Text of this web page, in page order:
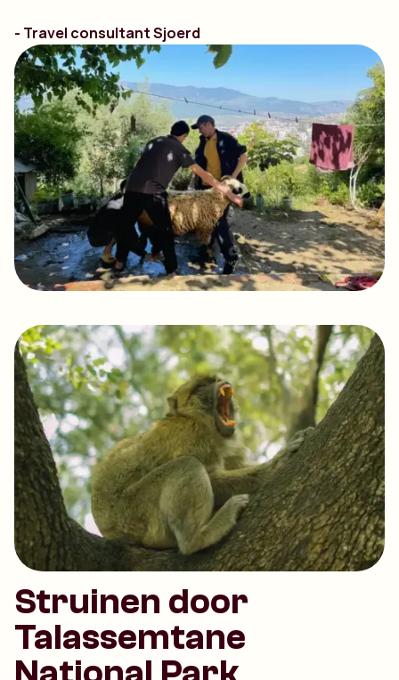
- Travel consultant Sjoerd
Struinen door
Talassemtane